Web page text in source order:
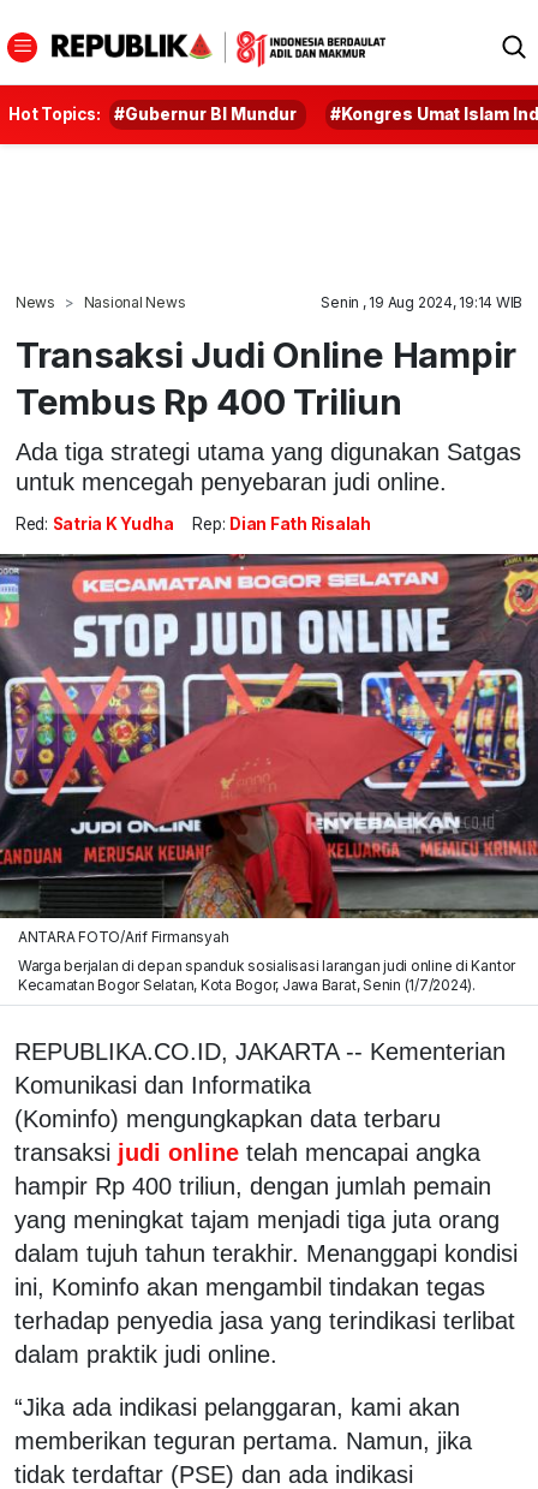
Hot Topics: #Gubernur BI Mundur #Kongres Umat Islam
News Nasional News Senin , 19 Aug 2024, 19:14 WIB
Transaksi Judi Online Hampir
Tembus Rp 400 Triliun
Ada tiga strategi utama yang digunakan Satgas
untuk mencegah penyebaran judi online.
Red: Satria K Yudha Rep: Dian Fath Risalah
ANTARA FOTO/Arif Firmansyah
Warga berjalan di depan spanduk sosialisasi larangan judi online di Kantor
Kecamatan Bogor Selatan, Kota Bogor, Jawa Barat, Senin (1/7/2024).
REPUBLIKA.CO.ID, JAKARTA -- Kementerian
Komunikasi dan Informatika
(Kominfo) mengungkapkan data terbaru
transaksi judi online telah mencapai angka
hampir Rp 400 triliun, dengan jumlah pemain
yang meningkat tajam menjadi tiga juta orang
dalam tujuh tahun terakhir. Menanggapi kondisi
ini, Kominfo akan mengambil tindakan tegas
terhadap penyedia jasa yang terindikasi terlibat
dalam praktik judi online.
“Jika ada indikasi pelanggaran, kami akan
memberikan teguran pertama. Namun, jika
tidak terdaftar (PSE) dan ada indikasi